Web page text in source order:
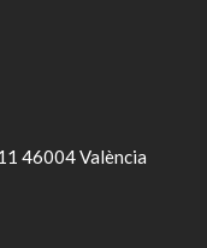
46004 València